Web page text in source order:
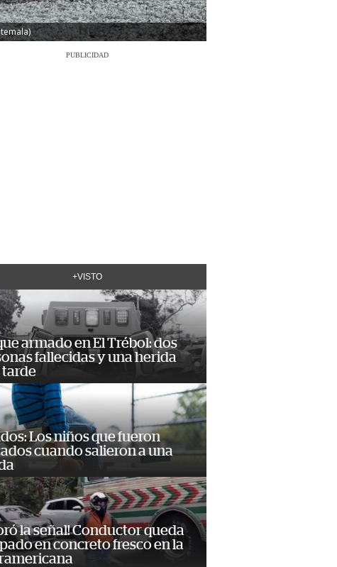
PUBLICIDAD
+VISTO
armado en El Trébol: dos
fallecidas y una herida
tarde
Los niños que fueron
cuando salieron a una
la señal! Conductor queda
en concreto fresco en la